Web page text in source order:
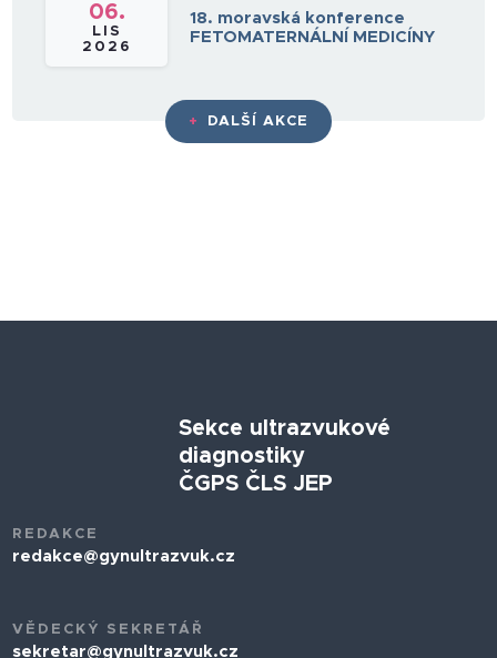
06.
LIS
2026
18. moravská konference
FETOMATERNÁLNÍ MEDICÍNY
+ DALŠÍ AKCE
Sekce ultrazvukové
diagnostiky
ČGPS ČLS JEP
REDAKCE
redakce@gynultrazvuk.cz
VĚDECKÝ SEKRETÁŘ
sekretar@gynultrazvuk.cz